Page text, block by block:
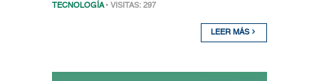
TECNOLOGÍA • VISITAS: 297
LEER MÁS